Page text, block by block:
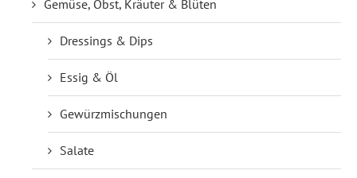
Gemüse, Obst, Kräuter & Blüten
Dressings & Dips
Essig & Öl
Gewürzmischungen
Salate